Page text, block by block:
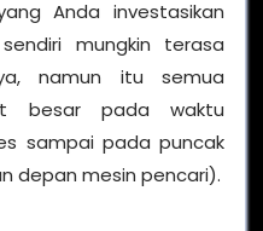
Anda investasikan
mungkin terasa
namun itu semua
besar pada waktu
sampai pada puncak
depan mesin pencari).